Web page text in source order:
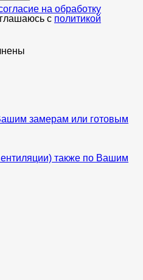
на обработку
с политикой
замерам или готовым
также по Вашим